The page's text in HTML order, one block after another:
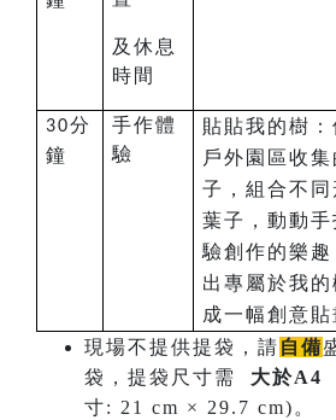
及休息
時間
30分
鐘
手作體
驗
貼貼我的樹：
戶外園區收集
子，組合不同
葉子，動動手
驗創作的樂趣
出專屬於我的
成一幅創意貼
現場不提供提袋，請 自備
袋，提袋尺寸需 大於A4
寸: 21 cm × 29.7 cm)。